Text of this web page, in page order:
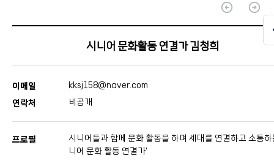
arrow_circle_up arrow_circle_up
시니어 문화활동 연결가 김청희
이메일
kksj158@naver.com
연락처
비공개
프로필
시니어들과 함께 문화 활동을 하며 세대를 연결하고 소통
니어 문화 활동 연결가'